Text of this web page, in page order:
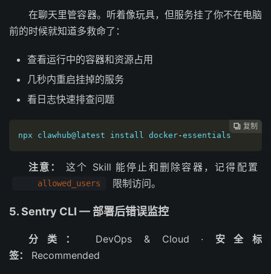
在聊天里管容器。听着像玩具，但服务挂了你不在电脑
前的时候就知道多救命了：
查看运行中的容器和资源占用
几秒内重启挂掉的服务
看日志快速排查问题
 复制
npx clawhub@latest install docker-essentials
注意： 这个 Skill 能停止和删除容器，记得配置
allowed_users 限制访问。
5. Sentry CLI — 部署后错误监控
分类： DevOps & Cloud · 安全标
签：
Recommended